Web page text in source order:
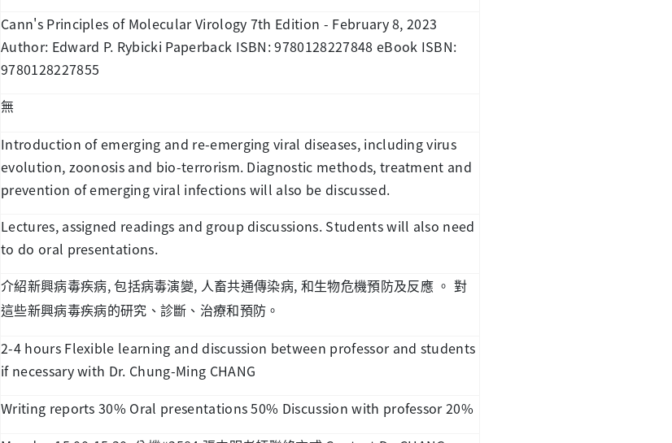
Cann's Principles of Molecular Virology 7th Edition - February 8, 2023
Author: Edward P. Rybicki Paperback ISBN: 9780128227848 eBook ISBN:
9780128227855
無
Introduction of emerging and re-emerging viral diseases, including virus
evolution, zoonosis and bio-terrorism. Diagnostic methods, treatment and
prevention of emerging viral infections will also be discussed.
Lectures, assigned readings and group discussions. Students will also need
to do oral presentations.
介紹新興病毒疾病,包括病毒演變, 人畜共通傳染病, 和生物危機預防及反應 。 對
這些新興病毒疾病的研究、診斷、治療和預防。
2-4 hours Flexible learning and discussion between professor and students
if necessary with Dr. Chung-Ming CHANG
Writing reports 30% Oral presentations 50% Discussion with professor 20%